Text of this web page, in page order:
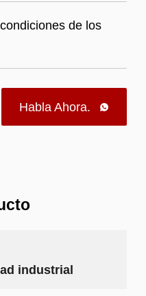
de los
Habla Ahora. 
industrial